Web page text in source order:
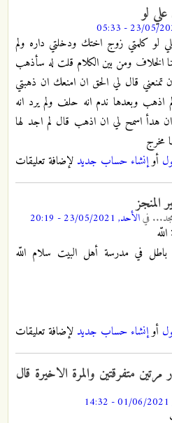
لو
لو كلمتي زوج اختك ودخلتي داره ولم
الخلاف ومن بين الكلام قلت له سأذهب
قال لي الحق ان امنعك ان ذهبتي
اذهب وبعدها ندم انه حلف ولم يرد انه
هدأ اسمح لي ان اذهب قال لم اجد لها
مخرج
أوإنشاء حساب جديد لإضافة تعليقات
المنجز
فيالأحد, 23/05/2021 - 20:19
باطل في مدرسة أهل البيت سلام اللّه
أوإنشاء حساب جديد لإضافة تعليقات
متفرقتين والمرة الاخيرة قال